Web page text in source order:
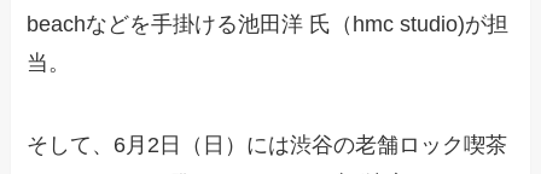
beachなどを手掛ける池田洋 氏（hmc studio)が担
当。
そして、6月2日（日）には渋谷の老舗ロック喫茶